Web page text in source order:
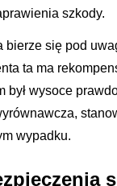
szkody.
się pod
ta ma
wysoce
wypadku.